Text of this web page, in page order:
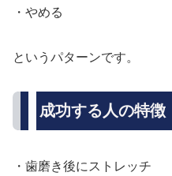
・やめる
というパターンです。
成功する人の特徴
・歯磨き後にストレッチ